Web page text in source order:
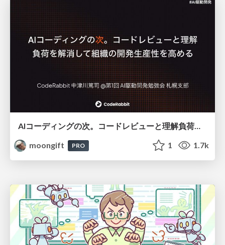
AIコーディングの次。コードレビューと理解負荷を解消して組織の開発生産性を高める
moongift
PRO 1 1.7k